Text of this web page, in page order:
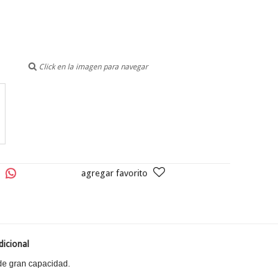
Click en la imagen para navegar
agregar favorito
gran capacidad.